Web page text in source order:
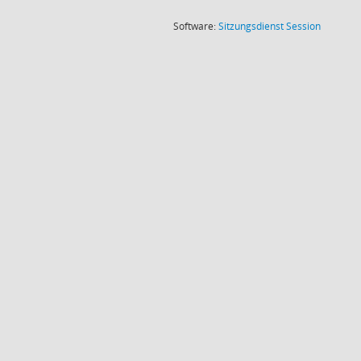
Software:SitzungsdienstSession(Wird in